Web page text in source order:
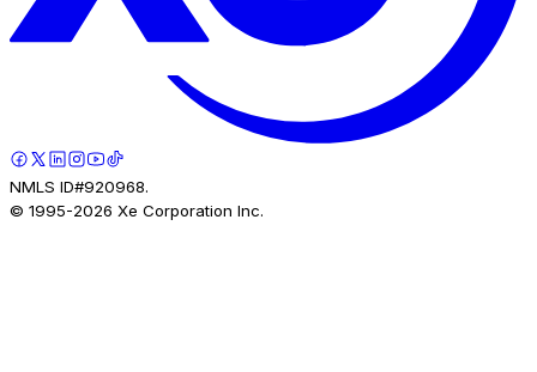
NMLS ID#920968.
© 1995-2026 Xe Corporation Inc.